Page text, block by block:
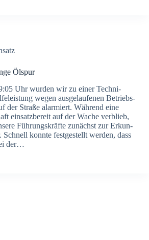
Ölspur
Uhr wur­den wir zu einer Tech­ni­
wegen aus­ge­lau­fe­nen Betriebs­
der Stra­ße alar­miert. Wäh­rend eine
ein­satz­be­reit auf der Wache ver­blieb,
Füh­rungs­kräf­te zunächst zur Erkun­
Schnell konn­te fest­ge­stellt wer­den, dass
der…